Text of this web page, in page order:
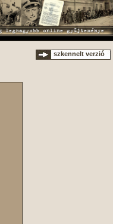
szkennelt verzió